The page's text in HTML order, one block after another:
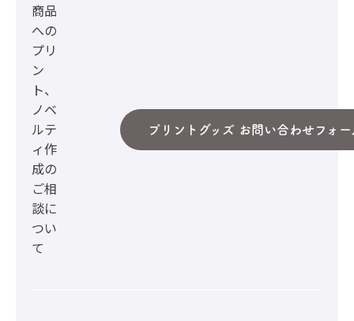
商品
への
プリ
ン
ト、
ノベ
ルテ
ィ作
成の
ご相
談に
つい
て
プリントグッズ お問い合わせフォー